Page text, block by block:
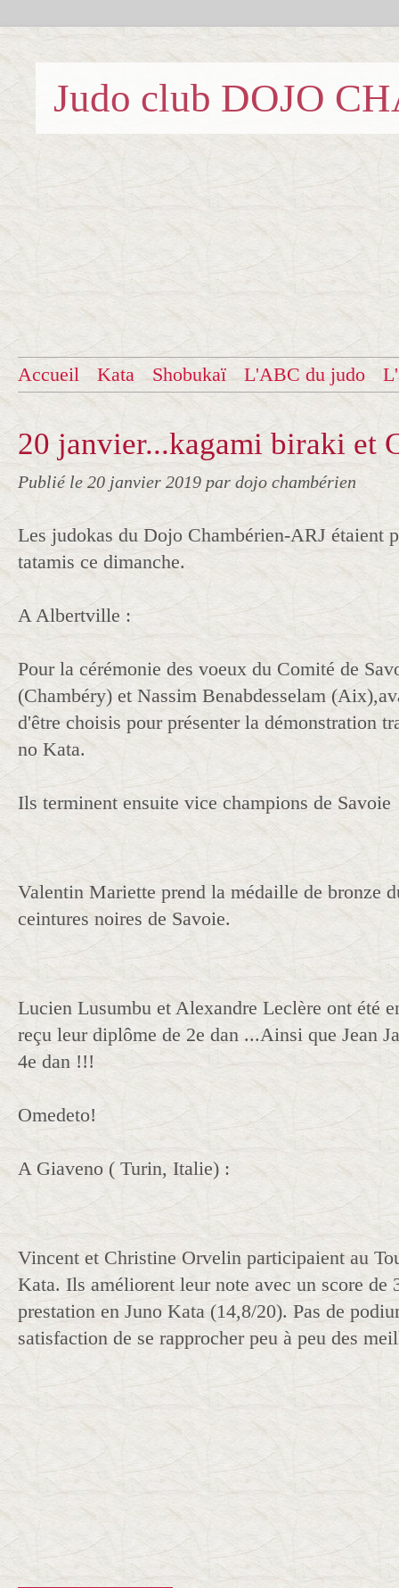
Judo club DOJO
Accueil Kata Shobukaï L'ABC du judo
20 janvier...kagami biraki et
Publié le 20 janvier 2019 par dojo chambérien
Les judokas du Dojo Chambérien-ARJ étaient
tatamis ce dimanche.
A Albertville :
Pour la cérémonie des voeux du Comité de
(Chambéry) et Nassim Benabdesselam
d'être choisis pour présenter la démonstration
no Kata.
Ils terminent ensuite vice champions de
Valentin Mariette prend la médaille de bronze
ceintures noires de Savoie.
Lucien Lusumbu et Alexandre Leclère ont été
reçu leur diplôme de 2e dan ...Ainsi que Jean
4e dan !!!
Omedeto!
A Giaveno ( Turin, Italie) :
Vincent et Christine Orvelin participaient au
Kata. Ils améliorent leur note avec un score de
prestation en Juno Kata (14,8/20). Pas de
satisfaction de se rapprocher peu à peu des